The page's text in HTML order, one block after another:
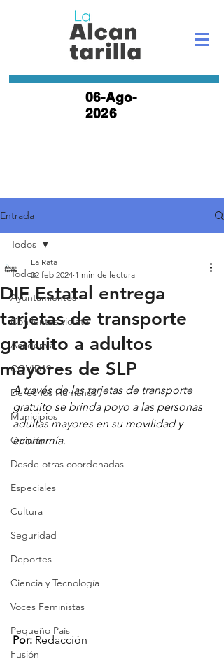
06-Ago-
2026
Entrada
Todos
Ayuntamientos
Con lentes violeta
Academia
COVID19
Derechos Humanos
Municipios
Opinión
Desde otras coordenadas
Especiales
Cultura
Seguridad
Deportes
Ciencia y Tecnología
Voces Feministas
Pequeño País
Fusión
Todos
DIF Estatal entrega
tarjetas de transporte
gratuito a adultos
mayores de SLP
La Rata
22 feb 2024 1 min de lectura
A través de las tarjetas de transporte
gratuito se brinda poyo a las personas
adultas mayores en su movilidad y
economía.
Por: Redacción